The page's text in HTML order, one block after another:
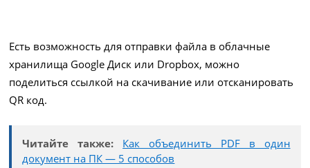
Есть возможность для отправки файла в облачные
хранилища Google Диск или Dropbox, можно
поделиться ссылкой на скачивание или отсканировать
QR код.
Читайте также:
Как объединить PDF в один
документ на ПК — 5 способов